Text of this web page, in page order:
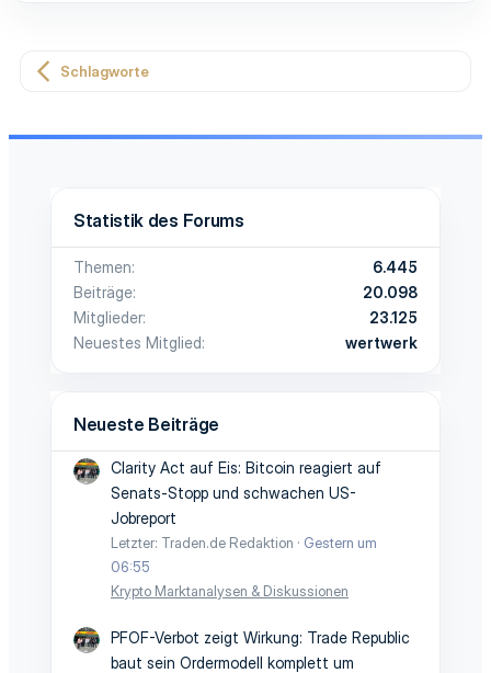
Schlagworte
Statistik des Forums
Themen
6.445
Beiträge
20.098
Mitglieder
23.125
Neuestes Mitglied
wertwerk
Neueste Beiträge
Clarity Act auf Eis: Bitcoin reagiert auf
Senats-Stopp und schwachen US-
Jobreport
Letzter: Traden.de Redaktion
Gestern um
06:55
Krypto Marktanalysen & Diskussionen
PFOF-Verbot zeigt Wirkung: Trade Republic
baut sein Ordermodell komplett um